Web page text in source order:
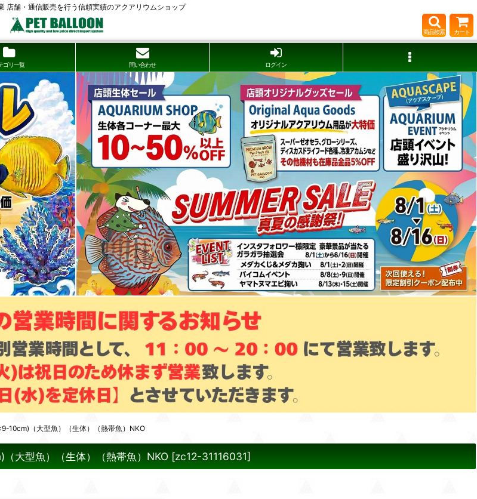
店舗・通信販売を行う信頼実績のアクアリウムショップ
商品検索 カート
ゴリ一覧 問い合わせ ログイン
10cm)（大型魚）（生体）（熱帯魚）NKO
大型魚）（生体）（熱帯魚）NKO [zc12-31116031]